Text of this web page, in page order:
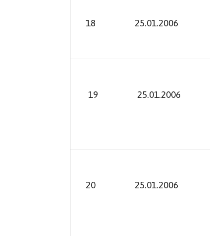
18 25.01.2006
19 25.01.2006
20 25.01.2006